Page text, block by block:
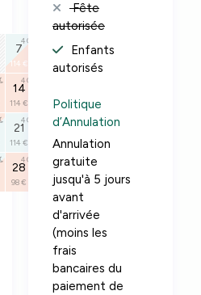
2
7
114 €
4
114 €
9
114 €
14
114 €
4
114 € 114 €
21
114 €
4
22
114 €
4
23
114 €
4
28
98 €
4
29
98 €
4
30
98 €
4
Fête
autorisée
Enfants
autorisés
Politique
d’Annulation
Annulation
gratuite
jusqu'à 5 jours
avant
d'arrivée
(moins les
frais
bancaires du
paiement de